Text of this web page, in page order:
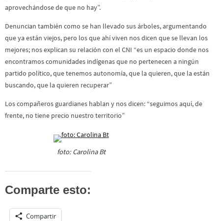
aprovechándose de que no hay”.
Denuncian también como se han llevado sus árboles, argumentando
que ya están viejos, pero los que ahí viven nos dicen que se llevan los
mejores; nos explican su relación con el CNI “es un espacio donde nos
encontramos comunidades indígenas que no pertenecen a ningún
partido político, que tenemos autonomía, que la quieren, que la están
buscando, que la quieren recuperar”
Los compañeros guardianes hablan y nos dicen: “seguimos aquí, de
frente, no tiene precio nuestro territorio”
foto: Carolina Bt
Comparte esto:
Compartir